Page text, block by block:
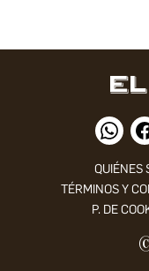
QUIÉNES
TÉRMINOS Y
P. DE